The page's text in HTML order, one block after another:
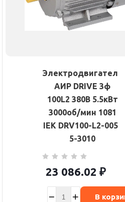
Электродвигатель
АИР DRIVE 3ф
100L2 380В 5.5кВт
3000об/мин 1081
IEK DRV100-L2-005-
5-3010
23 086.02 ₽
В